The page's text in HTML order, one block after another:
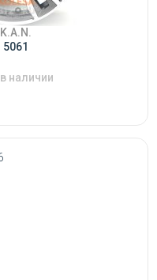
K.A.N.
5061
наличии